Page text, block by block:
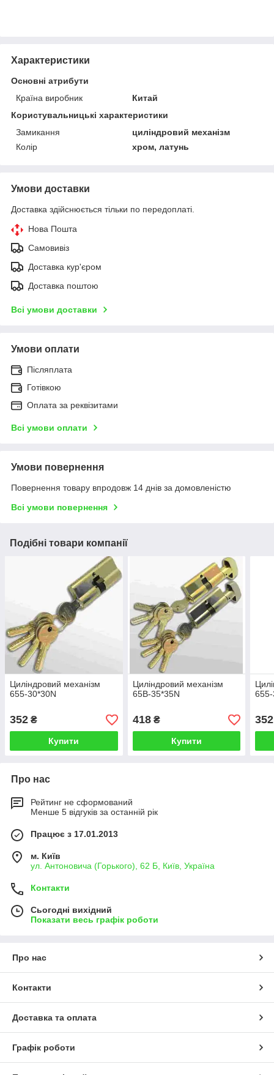
Характеристики
Основні атрибути
Країна виробник
Китай
Користувальницькі характеристики
Замикання
циліндровий механізм
Колір
хром, латунь
Умови доставки
Доставка здійснюється тільки по передоплаті.
Нова Пошта
Самовивіз
Доставка кур'єром
Доставка поштою
Всі умови доставки
Умови оплати
Післяплата
Готівкою
Оплата за реквізитами
Всі умови оплати
Умови повернення
Повернення товару впродовж 14 днів за домовленістю
Всі умови повернення
Подібні товари компанії
Циліндровий механізм
655-30*30N
352 ₴
Купити
Циліндровий механізм
65В-35*35N
418₴
Купити
352
Про нас
Рейтинг не сформований
Менше 5 відгуків за останній рік
Працює з 17.01.2013
м. Київ
ул. Антоновича (Горького), 62 Б, Київ, Україна
Контакти
Сьогодні вихідний
Показати весь графік роботи
Про нас
Контакти
Доставка та оплата
Графік роботи